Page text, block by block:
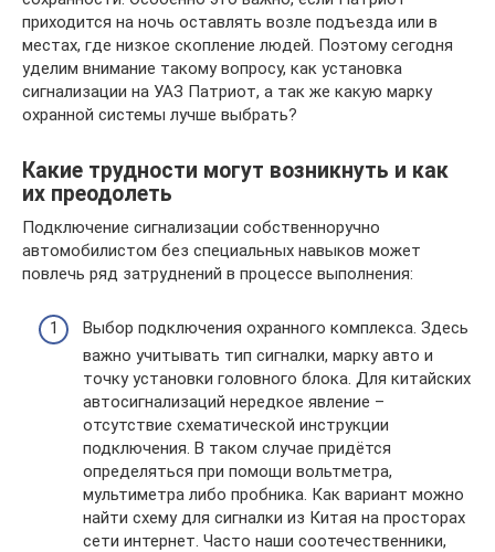
приходится на ночь оставлять возле подъезда или в
местах, где низкое скопление людей. Поэтому сегодня
уделим внимание такому вопросу, как установка
сигнализации на УАЗ Патриот, а так же какую марку
охранной системы лучше выбрать?
Какие трудности могут возникнуть и как
их преодолеть
Подключение сигнализации собственноручно
автомобилистом без специальных навыков может
повлечь ряд затруднений в процессе выполнения:
Выбор подключения охранного комплекса. Здесь
важно учитывать тип сигналки, марку авто и
точку установки головного блока. Для китайских
автосигнализаций нередкое явление –
отсутствие схематической инструкции
подключения. В таком случае придётся
определяться при помощи вольтметра,
мультиметра либо пробника. Как вариант можно
найти схему для сигналки из Китая на просторах
сети интернет. Часто наши соотечественники,